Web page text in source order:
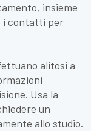
insieme
i contatti per
alitosi a
Usa la
un
allo studio.